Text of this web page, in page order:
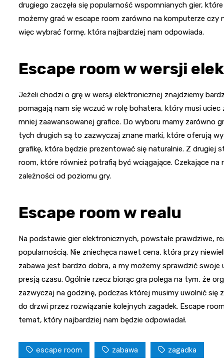
drugiego zaczęła się popularność wspomnianych gier,
możemy grać w escape room zarówno na komputerze czy
więc wybrać formę, która najbardziej nam odpowiada.
Escape room w wersji
Jeżeli chodzi o grę w wersji elektronicznej znajdziemy
pomagają nam się wczuć w rolę bohatera, który musi
mniej zaawansowanej grafice. Do wyboru mamy zarówno
tych drugich są to zazwyczaj znane marki, które oferują
grafikę, która będzie prezentować się naturalnie. Z
room, które również potrafią być wciągające. Czekające na
zależności od poziomu gry.
Escape room w realu
Na podstawie gier elektronicznych, powstałe prawdziwe,
popularnością. Nie zniechęca nawet cena, która przy
zabawa jest bardzo dobra, a my możemy sprawdzić swoje
presją czasu. Ogólnie rzecz biorąc gra polega na tym, że
zazwyczaj na godzinę, podczas której musimy uwolnić się
do drzwi przez rozwiązanie kolejnych zagadek. Escape
temat, który najbardziej nam będzie odpowiadał.
escape room zabawa zagadka